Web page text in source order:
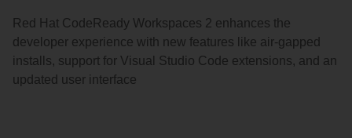
Red Hat CodeReady Workspaces 2 enhances the
developer experience with new features like air-gapped
installs, support for Visual Studio Code extensions, and an
updated user interface